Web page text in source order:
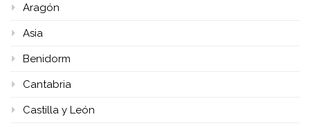
Aragón
Asia
Benidorm
Cantabria
Castilla y León